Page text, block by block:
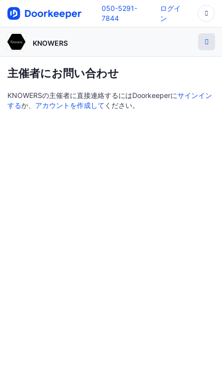
050-5291-
7844
ログイ
ン
KNOWERS
主催者にお問い合わせ
KNOWERSの主催者に直接連絡するにはDoorkeeperにサインイン
するか、 アカウントを作成して ください。